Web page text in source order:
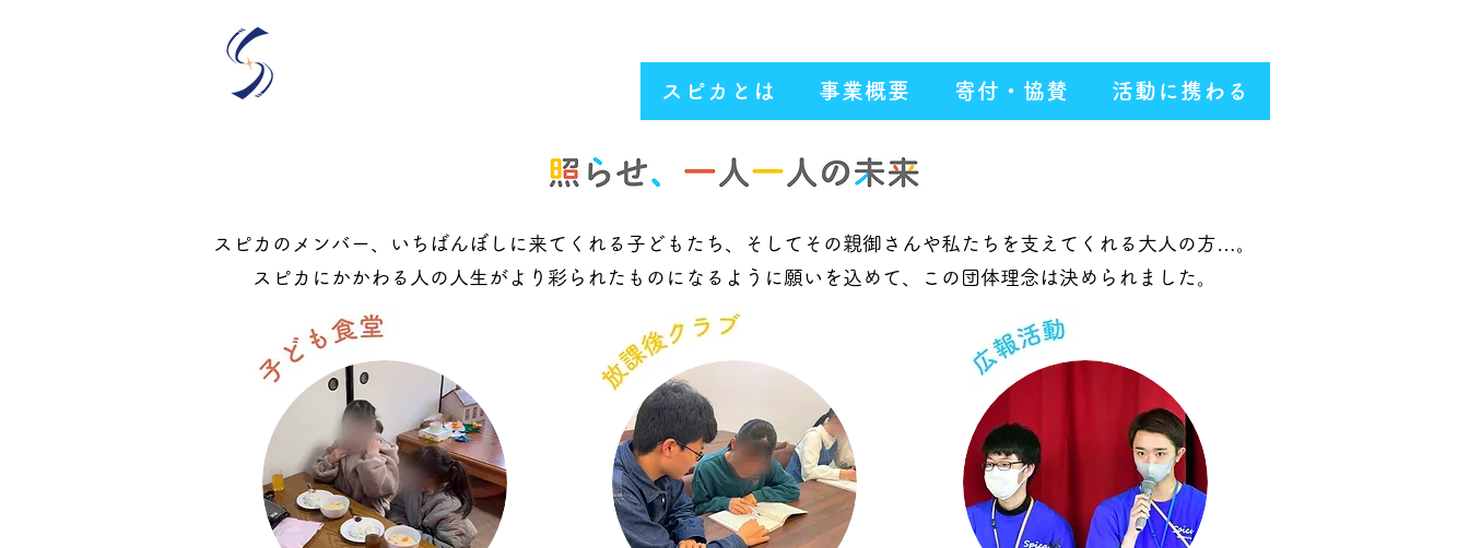
スピカとは 事業概要 寄付・協賛 活動に携わる
スピカのメンバー、いちばんぼしに来てくれる子どもたち、そしてその親御さんや私たちを支えてくれる大人の方…。
スピカにかかわる人の人生がより彩られたものになるように願いを込めて、この団体理念は決められました。